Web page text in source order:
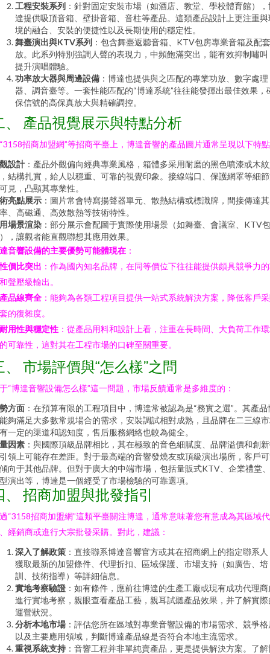
工程安裝系列 ：針對固定安裝市場（如酒店、教堂、學校體育館），
達提供吸頂音箱、壁掛音箱、音柱等產品。這類產品設計上更注重與
境的融合、安裝的便捷性以及長期使用的穩定性。
舞臺演出與KTV系列 ：包含舞臺返聽音箱、KTV包房專業音箱及配
放。此系列特別強調人聲的表現力，中頻飽滿突出，能有效抑制嘯叫
提升演唱體驗。
功率放大器與周邊設備 ：博達也提供與之匹配的專業功放、數字處理
器、調音臺等。一套性能匹配的“博達系統”往往能發揮出最佳效果，
保信號的高保真放大與精確調控。
、 產品視覺展示與特點分析
招商加盟網”等招商平臺上，博達音響的產品圖片通常呈現以下特
設計 ：產品外觀偏向經典專業風格，箱體多采用耐磨的黑色噴漆或木
結構扎實，給人以穩重、可靠的視覺印象。接線端口、保護網罩等細
見，凸顯其專業性。
亮點展示 ：圖片常會特寫揚聲器單元、散熱結構或標識牌，間接傳達
、高磁通、高效散熱等技術特性。
場景渲染 ：部分展示會配圖于實際使用場景（如舞臺、會議室、KTV包
，讓觀者能直觀聯想其應用效果。
音響設備的主要優勢可能體現在 ：
性價比突出 ：作為國內知名品牌，在同等價位下往往能提供頗具競爭力
聲壓級輸出。
產品線齊全 ：能夠為各類工程項目提供一站式系統解決方案，降低客戶
的復雜度。
耐用性與穩定性 ：從產品用料和設計上看，注重在長時間、大負荷工作
可靠性，這對其在工程市場的口碑至關重要。
、 市場評價與“怎么樣”之問
“博達音響設備怎么樣”這一問題，市場反饋通常是多維度的：
方面 ：在預算有限的工程項目中，博達常被認為是“務實之選”。其產品
夠滿足大多數常規場合的需求，安裝調試相對成熟，且品牌在二三線
一定的渠道和認知度，售后服務網絡也較為健全。
因素 ：與國際頂級品牌相比，其在極致的音色細膩度、品牌溢價和創
領上可能存在差距。對于最高端的音響發燒友或頂級演出場所，客戶
向于其他品牌。但對于廣大的中端市場，包括量販式KTV、企業禮堂
演出等，博達是一個經受了市場檢驗的可靠選項。
、 招商加盟與批發指引
“3158招商加盟網”這類平臺關注博達，通常意味著您有意成為其區域
經銷商或進行大宗批發采購。對此，建議：
深入了解政策 ：直接聯系博達音響官方或其在招商網上的指定聯系人
獲取最新的加盟條件、代理折扣、區域保護、市場支持（如廣告、培
訓、技術指導）等詳細信息。
實地考察驗證 ：如有條件，應前往博達的生產工廠或現有成功代理商
進行實地考察，親眼查看產品工藝，親耳試聽產品效果，并了解實際
運營狀況。
分析本地市場 ：評估您所在區域對專業音響設備的市場需求、競爭格
以及主要應用領域，判斷博達產品線是否符合本地主流需求。
重視系統支持 ：音響工程并非單純賣產品，更是提供解決方案。了解